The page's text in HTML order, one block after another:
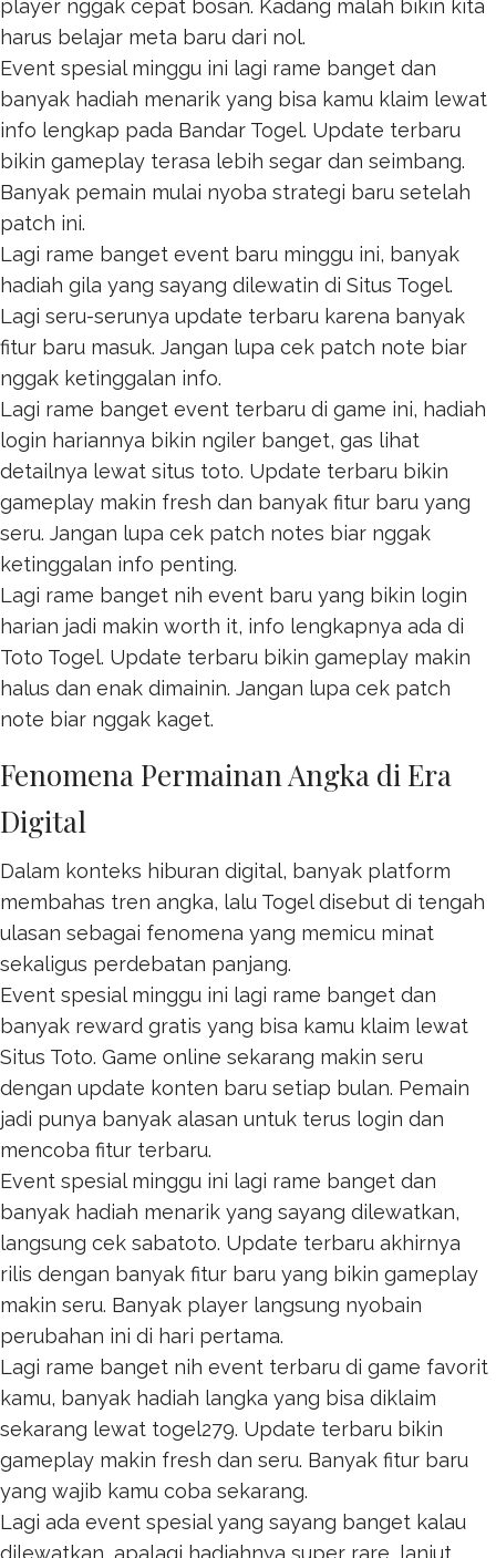
player nggak cepat bosan. Kadang malah bikin kita
harus belajar meta baru dari nol.
Event spesial minggu ini lagi rame banget dan
banyak hadiah menarik yang bisa kamu klaim lewat
info lengkap pada Bandar Togel. Update terbaru
bikin gameplay terasa lebih segar dan seimbang.
Banyak pemain mulai nyoba strategi baru setelah
patch ini.
Lagi rame banget event baru minggu ini, banyak
hadiah gila yang sayang dilewatin di Situs Togel.
Lagi seru-serunya update terbaru karena banyak
fitur baru masuk. Jangan lupa cek patch note biar
nggak ketinggalan info.
Lagi rame banget event terbaru di game ini, hadiah
login hariannya bikin ngiler banget, gas lihat
detailnya lewat situs toto. Update terbaru bikin
gameplay makin fresh dan banyak fitur baru yang
seru. Jangan lupa cek patch notes biar nggak
ketinggalan info penting.
Lagi rame banget nih event baru yang bikin login
harian jadi makin worth it, info lengkapnya ada di
Toto Togel. Update terbaru bikin gameplay makin
halus dan enak dimainin. Jangan lupa cek patch
note biar nggak kaget.
Fenomena Permainan Angka di Era
Digital
Dalam konteks hiburan digital, banyak platform
membahas tren angka, lalu Togeldisebut di tengah
ulasan sebagai fenomena yang memicu minat
sekaligus perdebatan panjang.
Event spesial minggu ini lagi rame banget dan
banyak reward gratis yang bisa kamu klaim lewat
Situs Toto. Game online sekarang makin seru
dengan update konten baru setiap bulan. Pemain
jadi punya banyak alasan untuk terus login dan
mencoba fitur terbaru.
Event spesial minggu ini lagi rame banget dan
banyak hadiah menarik yang sayang dilewatkan,
langsung cek sabatoto. Update terbaru akhirnya
rilis dengan banyak fitur baru yang bikin gameplay
makin seru. Banyak player langsung nyobain
perubahan ini di hari pertama.
Lagi rame banget nih event terbaru di game favorit
kamu, banyak hadiah langka yang bisa diklaim
sekarang lewat togel279. Update terbaru bikin
gameplay makin fresh dan seru. Banyak fitur baru
yang wajib kamu coba sekarang.
Lagi ada event spesial yang sayang banget kalau
dilewatkan, apalagi hadiahnya super rare, lanjut